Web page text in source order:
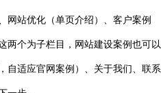
网站优化（单页介绍）、客户案例
两个为子栏目，网站建设案例也可以
自适应官网案例）、关于我们、联系